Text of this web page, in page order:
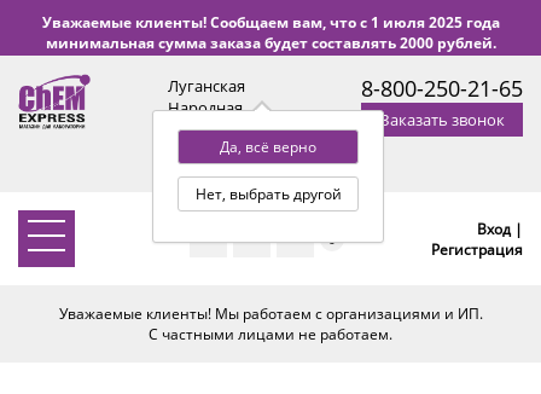
Уважаемые клиенты! Сообщаем вам, что с 1 июля 2025 года
минимальная сумма заказа будет составлять 2000 рублей.
Луганская
Народная
Республика
Да, всё верно
Нет, выбрать другой
с 9:00 до 18:00 по Уфе
(+2 МСК)
8-800-250-21-65
Заказать звонок
0
Вход |
Регистрация
Уважаемые клиенты! Мы работаем с организациями и ИП.
С частными лицами не работаем.